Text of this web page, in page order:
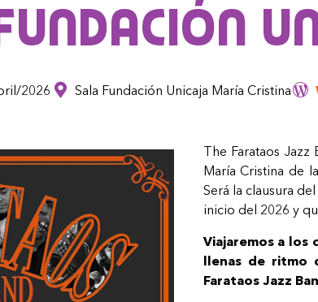
2026 Sala Fundación Unicaja María Cristina
The Farataos
María Cristina de
Será la clausura
inicio del 2026 y
Viajaremos a los
llenas de ritmo
Farataos Jazz